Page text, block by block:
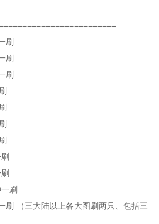
刷
刷
刷
刷
（三大陆以上各大图刷两只、包括三